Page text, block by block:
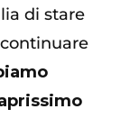
di stare